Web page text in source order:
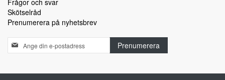
Frågor och svar
Skötselråd
Prenumerera på nyhetsbrev
Sign
Up
Our
Prenumerera